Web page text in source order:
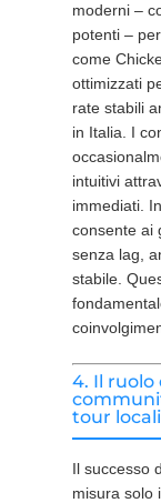
moderni –
potenti –
come
ottimizzati
rate stabili
in Italia. I
intuitivi
immediati.
consente ai
senza lag,
stabile.
4. Il ruolo
tour locali
Il successo
misura solo